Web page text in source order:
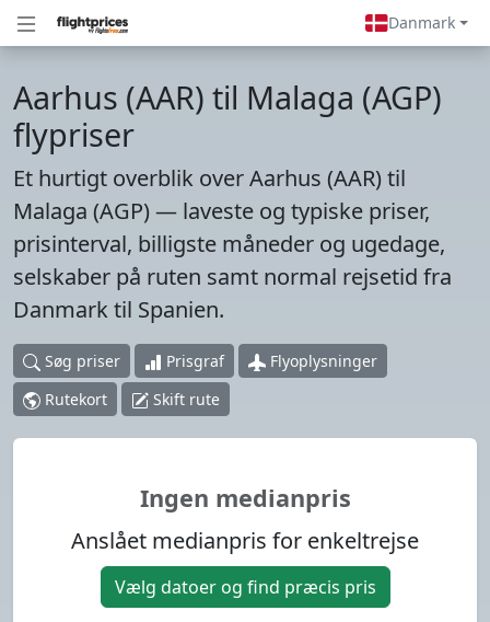
Danmark
Aarhus (AAR) til Malaga (AGP)
flypriser
Et hurtigt overblik over Aarhus (AAR) til
Malaga (AGP) — laveste og typiske priser,
prisinterval, billigste måneder og ugedage,
selskaber på ruten samt normal rejsetid fra
Danmark til Spanien.
Søg priser Prisgraf
Flyoplysninger
Rutekort
Skift rute
Ingen medianpris
Anslået medianpris for enkeltrejse
Vælg datoer og find præcis pris